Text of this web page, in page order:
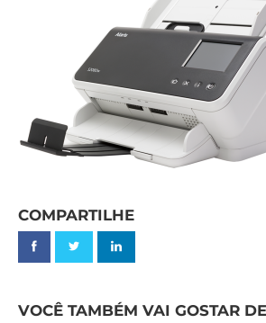
COMPARTILHE
VOCÊ TAMBÉM VAI GOSTAR